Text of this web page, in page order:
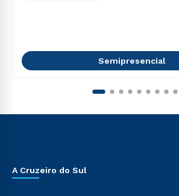
Semipresencial
A Cruzeiro do Sul